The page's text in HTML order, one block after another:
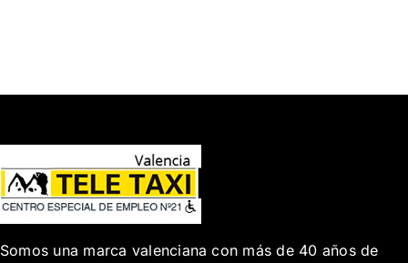
Somos una marca valenciana con más de 40 años de